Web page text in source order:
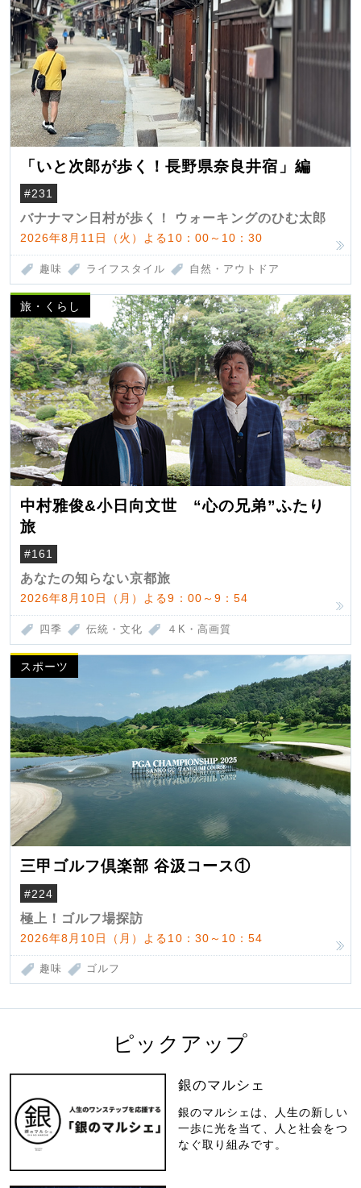
「いと次郎が歩く！長野県奈良井宿」編
#231
バナナマン日村が歩く！ ウォーキングのひむ太郎
2026年8月11日（火）よる10：00～10：30
趣味 ライフスタイル 自然・アウトドア
旅・くらし
中村雅俊&小日向文世 “心の兄弟”ふたり
旅
#161
あなたの知らない京都旅
2026年8月10日（月）よる9：00～9：54
四季 伝統・文化 ４K・高画質
スポーツ
三甲ゴルフ倶楽部 谷汲コース①
#224
極上！ゴルフ場探訪
2026年8月10日（月）よる10：30～10：54
趣味 ゴルフ
ピックアップ
銀のマルシェ
銀のマルシェは、人生の新しい
一歩に光を当て、人と社会をつ
なぐ取り組みです。